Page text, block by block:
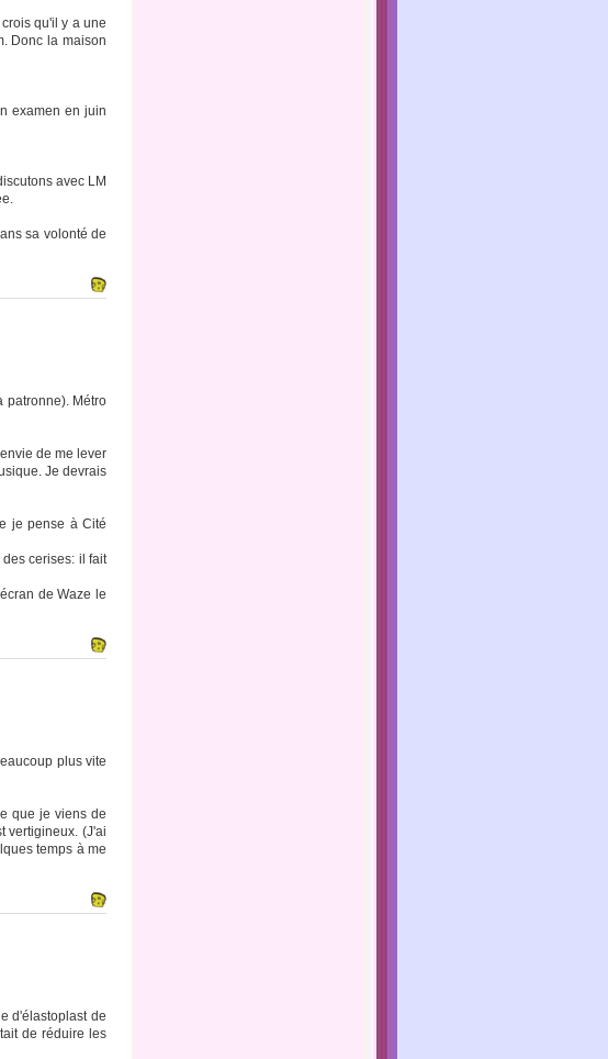
qu'il y a une
Donc la maison
examen en juin
avec LM
sa volonté de
patronne). Métro
de me lever
Je devrais
je pense à Cité
cerises: il fait
de Waze le
plus vite
que je viens de
vertigineux. (J'ai
temps à me
d'élastoplast de
de réduire les